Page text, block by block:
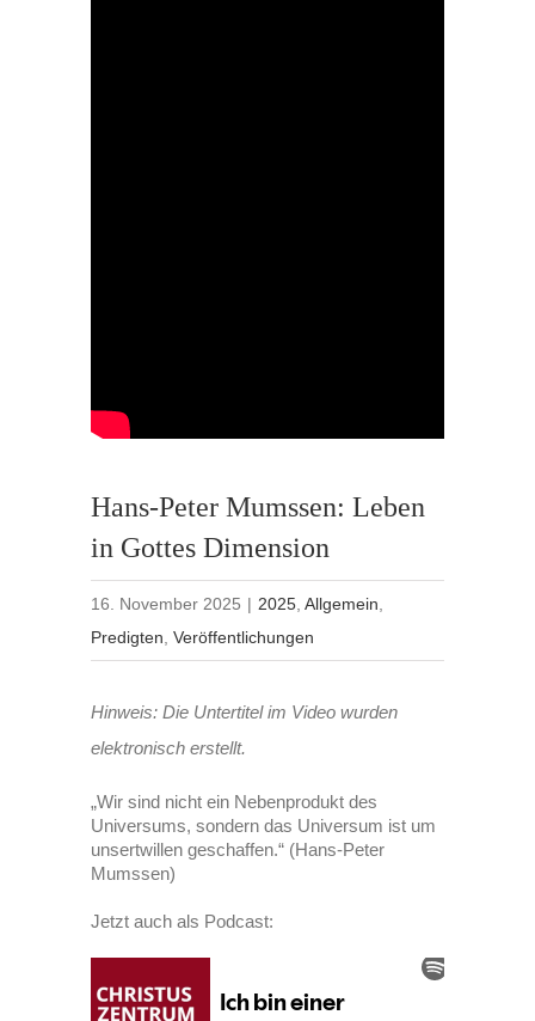
Hans-Peter Mumssen: Leben
in Gottes Dimension
16. November 2025 | 2025 ,Allgemein
Predigten ,Veröffentlichungen
Hinweis: Die Untertitel im Video wurden
elektronisch erstellt.
„Wir sind nicht ein Nebenprodukt des
Universums, sondern das Universum ist um
unsertwillen geschaffen.“ (Hans-Peter
Mumssen)
Jetzt auch als Podcast: